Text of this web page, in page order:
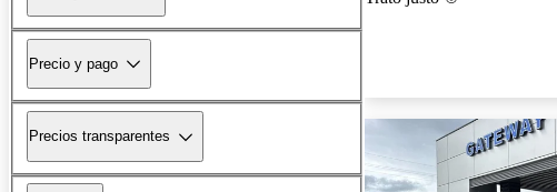
Precio y pago
Precios transparentes